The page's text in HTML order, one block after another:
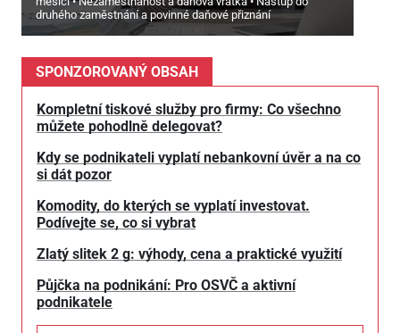
druhého zaměstnání a povinné daňové přiznání
SPONZOROVANÝ OBSAH
Kompletní tiskové služby pro firmy: Co všechno
můžete pohodlně delegovat?
Kdy se podnikateli vyplatí nebankovní úvěr a na co
si dát pozor
Komodity, do kterých se vyplatí investovat.
Podívejte se, co si vybrat
Zlatý slitek 2 g: výhody, cena a praktické využití
Půjčka na podnikání: Pro OSVČ a aktivní
podnikatele